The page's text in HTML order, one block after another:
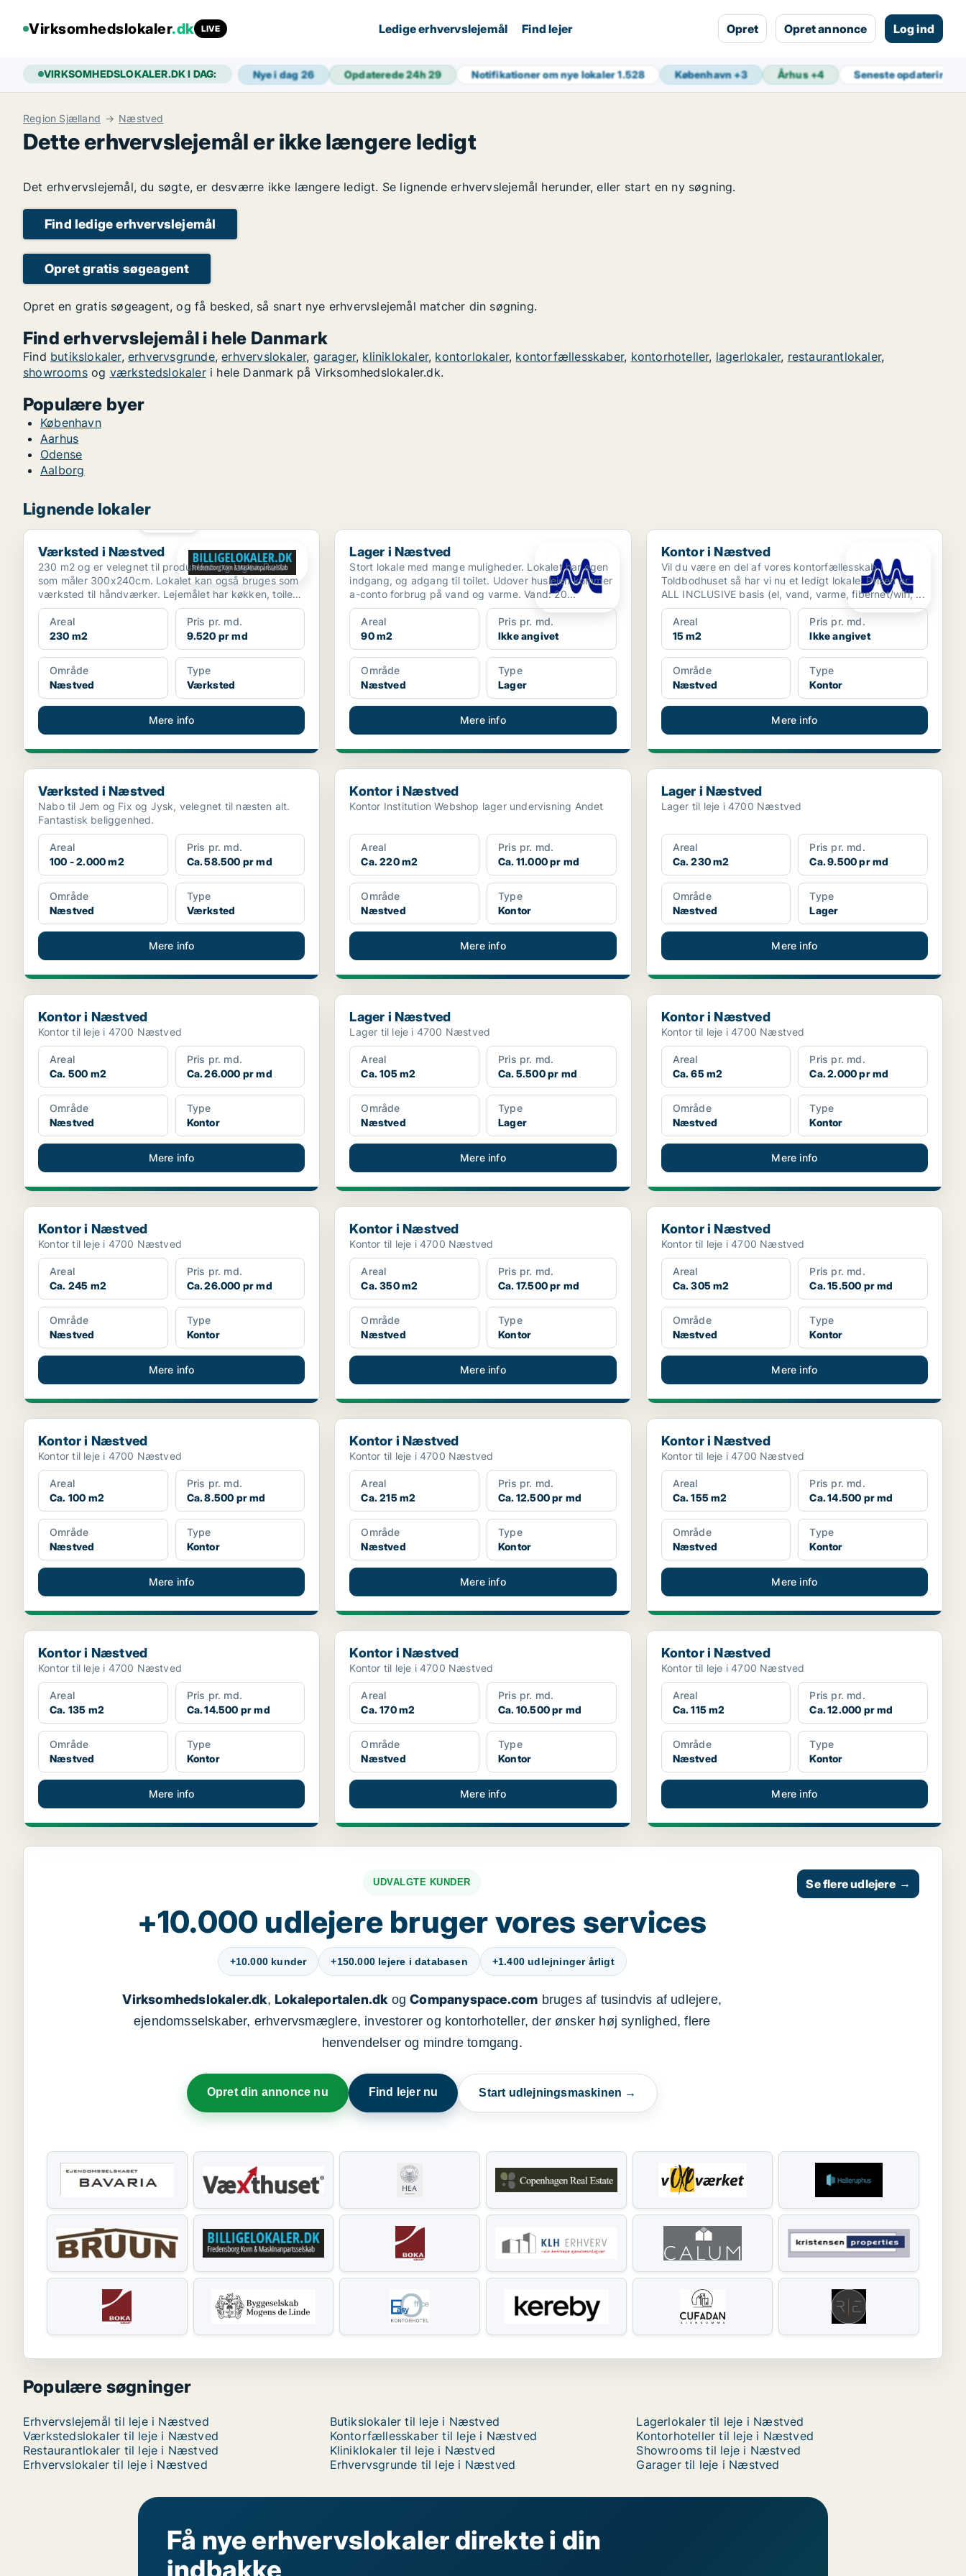
Virksomhedslokaler.dk LIVE Ledige erhvervslejemål Find lejer Opret Opret annonce Log ind
VIRKSOMHEDSLOKALER.DK I DAG: Nye i dag26 Opdaterede 24h29 Notifikationer om nye lokaler1.528 København+3 Århus+4 Seneste opdatering
Region Sjælland Næstved
Dette erhvervslejemål er ikke længere ledigt
Det erhvervslejemål, du søgte, er desværre ikke længere ledigt. Se lignende erhvervslejemål herunder, eller start en ny søgning.
Find ledige erhvervslejemål
Opret gratis søgeagent
Opret en gratis søgeagent, og få besked, så snart nye erhvervslejemål matcher din søgning.
Find erhvervslejemål i hele Danmark
Find butikslokaler,erhvervsgrunde,erhvervslokaler, garager, kliniklokaler, kontorlokaler, kontorfællesskaber, kontorhoteller, lagerlokaler, restaurantlokaler,
showroomsog værkstedslokaleri hele Danmark på Virksomhedslokaler.dk.
Populære byer
København
Aarhus
Odense
Aalborg
Lignende lokaler
Værksted i Næstved
Værksted i Næstved
230 m2 og er velegnet til produktion og lager. Port
som måler 300x240cm. Lokalet kan også bruges som
værksted til håndværker. Lejemålet har køkken, toilet
og...
Areal
230 m2
Pris pr. md.
9.520 pr md
Område
Næstved
Type
Værksted
Mere info
Lager i Næstved
Lager i Næstved
Stort lokale med mange muligheder. Lokalet har egen
indgang, og adgang til toilet. Udover huslejen kommer
a-conto forbrug på vand og varme. Vand: 20...
Areal
90 m2
Pris pr. md.
Ikke angivet
Område
Næstved
Type
Lager
Mere info
Kontor i Næstved
Kontor i Næstved
Vil du være en del af vores kontorfællesskab i
Toldbodhuset så har vi nu et ledigt lokale. Prisen er
ALL INCLUSIVE basis (el, vand, varme, fibernet/wifi, ...
Areal
15 m2
Pris pr. md.
Ikke angivet
Område
Næstved
Type
Kontor
Mere info
Værksted i Næstved
Værksted i Næstved
Nabo til Jem og Fix og Jysk, velegnet til næsten alt.
Fantastisk beliggenhed.
Areal
100 - 2.000 m2
Pris pr. md.
Ca. 58.500 pr md
Område
Næstved
Type
Værksted
Mere info
Kontor i Næstved
Kontor i Næstved
Kontor Institution Webshop lager undervisning Andet
Areal
Ca. 220 m2
Pris pr. md.
Ca. 11.000 pr md
Område
Næstved
Type
Kontor
Mere info
Lager i Næstved
Lager i Næstved
Lager til leje i 4700 Næstved
Areal
Ca. 230 m2
Pris pr. md.
Ca. 9.500 pr md
Område
Næstved
Type
Lager
Mere info
Kontor i Næstved
Kontor i Næstved
Kontor til leje i 4700 Næstved
Areal
Ca. 500 m2
Pris pr. md.
Ca. 26.000 pr md
Område
Næstved
Type
Kontor
Mere info
Lager i Næstved
Lager i Næstved
Lager til leje i 4700 Næstved
Areal
Ca. 105 m2
Pris pr. md.
Ca. 5.500 pr md
Område
Næstved
Type
Lager
Mere info
Kontor i Næstved
Kontor i Næstved
Kontor til leje i 4700 Næstved
Areal
Ca. 65 m2
Pris pr. md.
Ca. 2.000 pr md
Område
Næstved
Type
Kontor
Mere info
Kontor i Næstved
Kontor i Næstved
Kontor til leje i 4700 Næstved
Areal
Ca. 245 m2
Pris pr. md.
Ca. 26.000 pr md
Område
Næstved
Type
Kontor
Mere info
Kontor i Næstved
Kontor i Næstved
Kontor til leje i 4700 Næstved
Areal
Ca. 350 m2
Pris pr. md.
Ca. 17.500 pr md
Område
Næstved
Type
Kontor
Mere info
Kontor i Næstved
Kontor i Næstved
Kontor til leje i 4700 Næstved
Areal
Ca. 305 m2
Pris pr. md.
Ca. 15.500 pr md
Område
Næstved
Type
Kontor
Mere info
Kontor i Næstved
Kontor i Næstved
Kontor til leje i 4700 Næstved
Areal
Ca. 100 m2
Pris pr. md.
Ca. 8.500 pr md
Område
Næstved
Type
Kontor
Mere info
Kontor i Næstved
Kontor i Næstved
Kontor til leje i 4700 Næstved
Areal
Ca. 215 m2
Pris pr. md.
Ca. 12.500 pr md
Område
Næstved
Type
Kontor
Mere info
Kontor i Næstved
Kontor i Næstved
Kontor til leje i 4700 Næstved
Areal
Ca. 155 m2
Pris pr. md.
Ca. 14.500 pr md
Område
Næstved
Type
Kontor
Mere info
Kontor i Næstved
Kontor i Næstved
Kontor til leje i 4700 Næstved
Areal
Ca. 135 m2
Pris pr. md.
Ca. 14.500 pr md
Område
Næstved
Type
Kontor
Mere info
Kontor i Næstved
Kontor i Næstved
Kontor til leje i 4700 Næstved
Areal
Ca. 170 m2
Pris pr. md.
Ca. 10.500 pr md
Område
Næstved
Type
Kontor
Mere info
Kontor i Næstved
Kontor i Næstved
Kontor til leje i 4700 Næstved
Areal
Ca. 115 m2
Pris pr. md.
Ca. 12.000 pr md
Område
Næstved
Type
Kontor
Mere info
UDVALGTE KUNDER
+10.000 udlejere bruger vores services
+10.000 kunder +150.000 lejere i databasen +1.400 udlejninger årligt
Virksomhedslokaler.dk, Lokaleportalen.dkogCompanyspace.com bruges af tusindvis af udlejere,
ejendomsselskaber, erhvervsmæglere, investorer og kontorhoteller, der ønsker høj synlighed, flere
henvendelser og mindre tomgang.
Opret din annonce nu Find lejer nu Start udlejningsmaskinen →
Se flere udlejere →
Populære søgninger
Erhvervslejemål til leje i Næstved Butikslokaler til leje i Næstved
Lagerlokaler til leje i Næstved
Værkstedslokaler til leje i Næstved
Kontorfællesskaber til leje i Næstved
Kontorhoteller til leje i Næstved
Restaurantlokaler til leje i Næstved
Kliniklokaler til leje i Næstved
Showrooms til leje i Næstved
Erhvervslokaler til leje i Næstved
Erhvervsgrunde til leje i Næstved Garager til leje i Næstved
Få nye erhvervslokaler direkte i din
indbakke